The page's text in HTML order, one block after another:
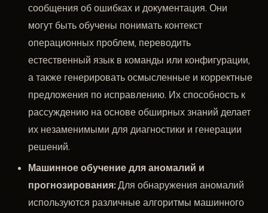
сообщения об ошибках и документация. Они
могут быть обучены понимать контекст
операционных проблем, переводить
естественный язык в команды или конфигурации,
а также генерировать осмысленные и корректные
предложения по исправлению. Их способность к
рассуждению на основе обширных знаний делает
их незаменимыми для диагностики и генерации
решений.
Машинное обучение для аномалий и
прогнозирования:Для обнаружения аномалий
используются различные алгоритмы машинного